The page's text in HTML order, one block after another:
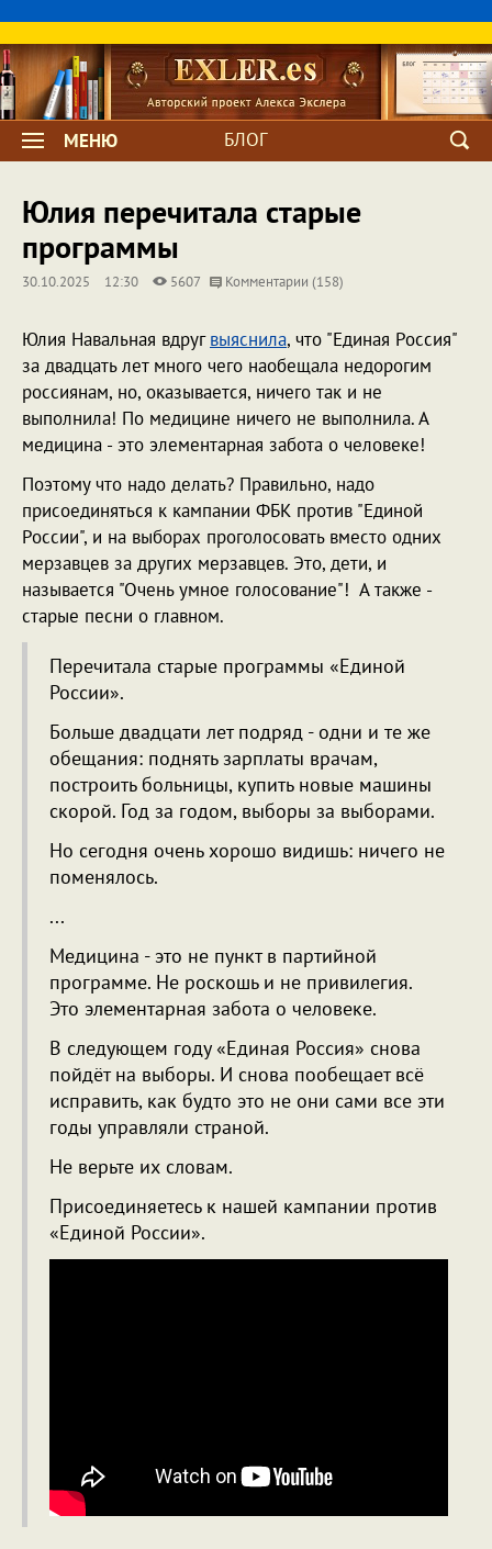
МЕНЮ БЛОГ
Юлия перечитала старые
программы
30.10.2025 12:30 5607 Комментарии (158)
Юлия Навальная вдругвыяснила, что "Единая Россия"
за двадцать лет много чего наобещала недорогим
россиянам, но, оказывается, ничего так и не
выполнила! По медицине ничего не выполнила. А
медицина - это элементарная забота о человеке!
Поэтому что надо делать? Правильно, надо
присоединяться к кампании ФБК против "Единой
России", и на выборах проголосовать вместо одних
мерзавцев за других мерзавцев. Это, дети, и
называется "Очень умное голосование"! А также -
старые песни о главном.
Перечитала старые программы «Единой
России».
Больше двадцати лет подряд - одни и те же
обещания: поднять зарплаты врачам,
построить больницы, купить новые машины
скорой. Год за годом, выборы за выборами.
Но сегодня очень хорошо видишь: ничего не
поменялось.
...
Медицина - это не пункт в партийной
программе. Не роскошь и не привилегия.
Это элементарная забота о человеке.
В следующем году «Единая Россия» снова
пойдёт на выборы. И снова пообещает всё
исправить, как будто это не они сами все эти
годы управляли страной.
Не верьте их словам.
Присоединяетесь к нашей кампании против
«Единой России».